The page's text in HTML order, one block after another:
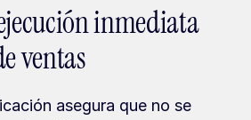
inmediata
ventas
asegura que no se